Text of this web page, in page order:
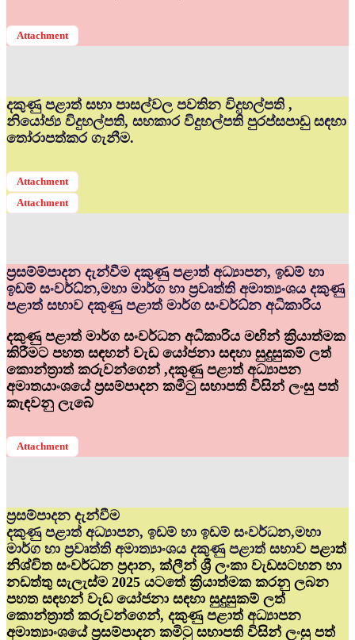
Attachment
දකුණු පළාත් සභා පාසල්වල පවතින විදුහල්පති ,
නියෝජ්‍ය විදුහල්පති, සහකාර විදුහල්පති පුරප්සපාඩු සඳහා
තෝරාපත්කර ගැනීම.
Attachment
Attachment
ප්‍රසම්ම්පාදන දැන්වීම දකුණු පළාත් අධ්‍යාපන, ඉඩම් හා
ඉඩම් සංවර්ධ්‍න,මහා මාර්ග හා ප්‍රවෘත්ති අමාත්‍යංශය දකුණු
පළාත් සභාව දකුණු පළාත් මාර්ග සංවර්ධ්‍න අධිකාරිය
දකුණු පළාත් මාර්ග සංවර්ධන අධිකාරිය මඟින් ක්‍රියාත්මක
කිරීමට පහත සඳහන් වැඩ යෝජනා සඳහා සුදුසුකම් ලත්
කොන්ත්‍රාත් කරුවන්ගෙන් ,දකුණු පළාත් අධ්‍යාපන
අමාතයාංශයේ ප්‍රසම්පාදන කමිටු සභාපති විසින් ලංසු පත්
කැඳවනු ලැබේ
Attachment
ප්‍රසම්පාදන දැන්වීම
දකුණු පළාත් අධ්‍යාපන, ඉඩම් හා ඉඩම් සංවර්ධන,මහා
මාර්ග හා ප්‍රවෘත්ති අමාත්‍යාංශය දකුණු පළාත් සභාව පළාත්
නිශ්චිත සංවර්ධන ප්‍රදාන, ක්ලීන් ශ්‍රී ලංකා වැඩසටහන හා
නඩත්තු සැලැස්ම 2025 යටතේ ක්‍රියාත්මක කරනු ලබන
පහත සඳහන් වැඩ යෝජනා සඳහා සුදුසුකම් ලත්
කොන්ත්‍රාත් කරුවන්ගෙන්, දකුණු පළාත් අධ්‍යාපන
අමාත්‍යාංශයේ ප්‍රසම්පාදන කමිටු සභාපති විසින් ලංසු පත්